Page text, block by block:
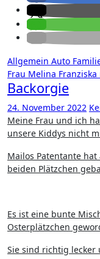
Allgemein Auto
Frau Melina Franziska
Backorgie
24. November 2022
Meine Frau und ich hatten heute einen Termin bei dem wir
unsere Kiddys nicht
Mailos Patentante
beiden Plätzchen
Es ist eine bunte
Osterplätzchen
Sie sind richtig lecker